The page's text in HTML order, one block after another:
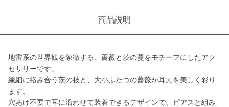
商品説明
地雷系の世界観を象徴する、薔薇と茨の蔓をモチーフにしたアク
セサリーです。
繊細に絡み合う茨の枝と、大小ふたつの薔薇が耳元を美しく彩り
ます。
穴あけ不要で耳に沿わせて装着できるデザインで、ピアスと組み